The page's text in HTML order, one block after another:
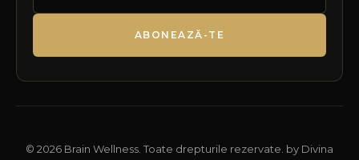
ABONEAZĂ-TE
© 2026 Brain Wellness. Toate drepturile rezervate. by Divina